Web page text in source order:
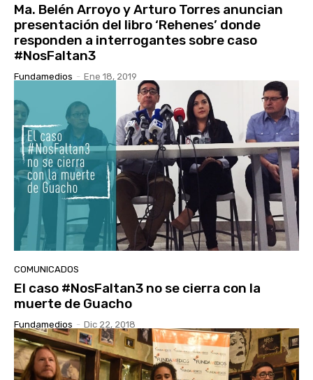
Ma. Belén Arroyo y Arturo Torres anuncian
presentación del libro ‘Rehenes’ donde
responden a interrogantes sobre caso
#NosFaltan3
Fundamedios - Ene 18, 2019
COMUNICADOS
El caso #NosFaltan3 no se cierra con la
muerte de Guacho
Fundamedios - Dic 22, 2018